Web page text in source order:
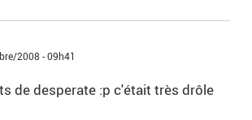
2008 - 09h41
de desperate :p c'était très drôle